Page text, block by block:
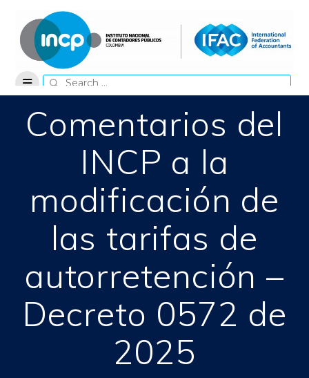
content
Search
for:
Comentarios del
INCP a la
modificación de
las tarifas de
autorretención –
Decreto 0572 de
2025